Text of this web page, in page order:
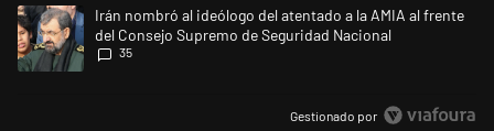
Un artículo de tendencia con el título "Irán nombró al ideólogo del
Irán nombró al ideólogo del atentado a la AMIA al frente
del Consejo Supremo de Seguridad Nacional
35
Gestionado por